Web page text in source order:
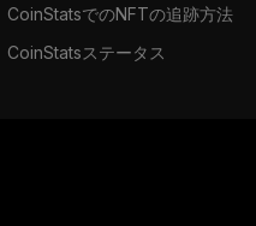
CoinStatsでのNFTの追跡方法
CoinStatsステータス